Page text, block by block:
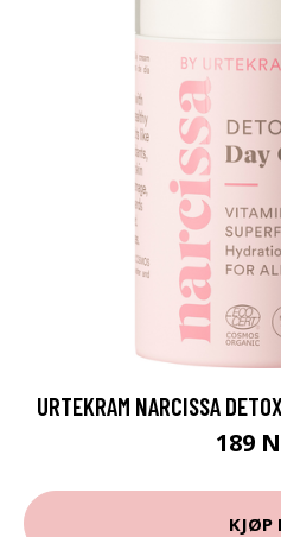
URTEKRAM NARCISSA
189
KJØP